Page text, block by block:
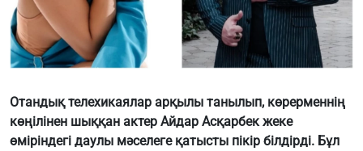
Отандық телехикаялар арқылы танылып, көрерменнің
көңілінен шыққан актер Айдар Асқарбек жеке
өміріндегі даулы мәселеге қатысты пікір білдірді. Бұл